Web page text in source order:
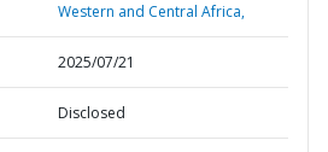
Western and Central Africa,
2025/07/21
Disclosed